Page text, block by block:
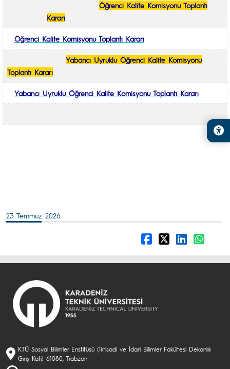
Öğrenci Kalite Komisyonu Toplantı
Kararı
Öğrenci Kalite Komisyonu Toplantı Kararı
Yabancı Uyruklu Öğrenci Kalite Komisyonu
Toplantı Kararı
Yabancı Uyruklu Öğrenci Kalite Komisyonu Toplantı Kararı
23 Temmuz 2026
KTÜ Sosyal Bilimler Enstitüsü (İktisadi ve İdari Bilimler Fakültesi Dekanlık
Giriş Katı) 61080, Trabzon